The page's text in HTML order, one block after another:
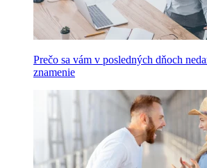
Prečo sa vám v posledných dňoch
znamenie